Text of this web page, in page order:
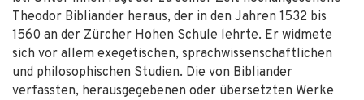
Theodor Bibliander heraus, der in den Jahren 1532 bis
1560 an der Zürcher Hohen Schule lehrte. Er widmete
sich vor allem exegetischen, sprachwissenschaftlichen
und philosophischen Studien. Die von Bibliander
verfassten, herausgegebenen oder übersetzten Werke